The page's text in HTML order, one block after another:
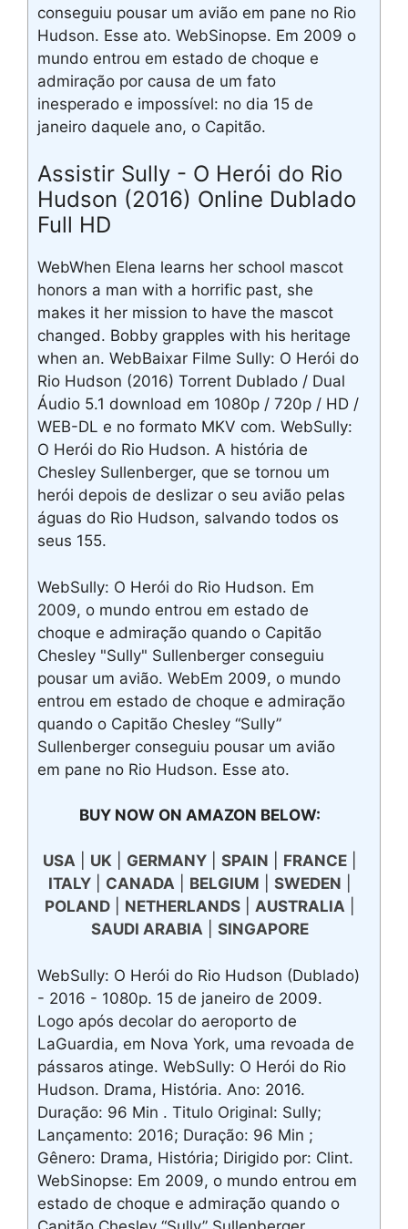
conseguiu pousar um avião em pane no Rio
Hudson. Esse ato. WebSinopse. Em 2009 o
mundo entrou em estado de choque e
admiração por causa de um fato
inesperado e impossível: no dia 15 de
janeiro daquele ano, o Capitão.
Assistir Sully - O Herói do Rio
Hudson (2016) Online Dublado
Full HD
WebWhen Elena learns her school mascot
honors a man with a horrific past, she
makes it her mission to have the mascot
changed. Bobby grapples with his heritage
when an. WebBaixar Filme Sully: O Herói do
Rio Hudson (2016) Torrent Dublado / Dual
Áudio 5.1 download em 1080p / 720p / HD /
WEB-DL e no formato MKV com. WebSully:
O Herói do Rio Hudson. A história de
Chesley Sullenberger, que se tornou um
herói depois de deslizar o seu avião pelas
águas do Rio Hudson, salvando todos os
seus 155.
WebSully: O Herói do Rio Hudson. Em
2009, o mundo entrou em estado de
choque e admiração quando o Capitão
Chesley "Sully" Sullenberger conseguiu
pousar um avião. WebEm 2009, o mundo
entrou em estado de choque e admiração
quando o Capitão Chesley “Sully”
Sullenberger conseguiu pousar um avião
em pane no Rio Hudson. Esse ato.
BUY NOW ON AMAZON BELOW:
USA| UK| GERMANY| SPAIN FRANCE|
ITALY| CANADA| BELGIUM SWEDEN
POLAND| NETHERLANDS| AUSTRALIA|
SAUDI ARABIA| SINGAPORE
WebSully: O Herói do Rio Hudson (Dublado)
- 2016 - 1080p. 15 de janeiro de 2009.
Logo após decolar do aeroporto de
LaGuardia, em Nova York, uma revoada de
pássaros atinge. WebSully: O Herói do Rio
Hudson. Drama, História. Ano: 2016.
Duração: 96 Min . Titulo Original: Sully;
Lançamento: 2016; Duração: 96 Min ;
Gênero: Drama, História; Dirigido por: Clint.
WebSinopse: Em 2009, o mundo entrou em
estado de choque e admiração quando o